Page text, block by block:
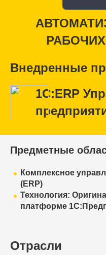
Внедренные
1С:ERP
Предметные
Комплексное
(ERP)
Технология:
платформе
Отрасли